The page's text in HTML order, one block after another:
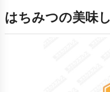
はちみつの美味